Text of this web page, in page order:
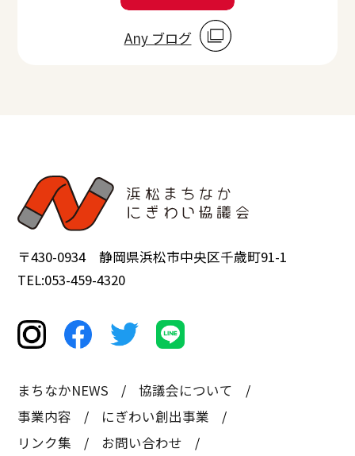
Any ブログ
〒430-0934 静岡県浜松市中央区千歳町91-1
TEL:053-459-4320
まちなかNEWS
協議会について
事業内容
にぎわい創出事業
リンク集
お問い合わせ